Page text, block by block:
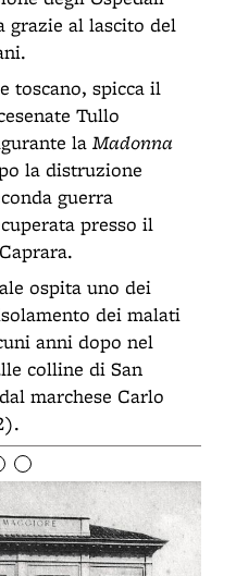
grazie al lascito del
toscano, spicca il
Tullo
la Madonna
la distruzione
guerra
presso il
ospita uno dei
dei malati
anni dopo nel
colline di San
marchese Carlo